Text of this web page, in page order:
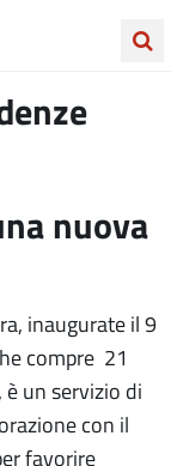
nuova
inaugurate il 9
compre 21
un servizio di
con il
favorire